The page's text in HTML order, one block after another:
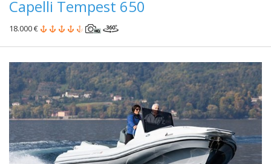
Capelli Tempest 650
18.000 €